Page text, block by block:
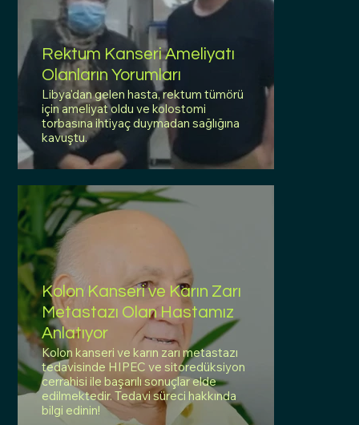
Rektum Kanseri Ameliyatı
Olanların Yorumları
Libya'dan gelen hasta, rektum tümörü
için ameliyat oldu ve kolostomi
torbasına ihtiyaç duymadan sağlığına
kavuştu.
Kolon Kanseri ve Karın Zarı
Metastazı Olan Hastamız
Anlatıyor
Kolon kanseri ve karın zarı metastazı
tedavisinde HIPEC ve sitoredüksiyon
cerrahisi ile başarılı sonuçlar elde
edilmektedir. Tedavi süreci hakkında
bilgi edinin!